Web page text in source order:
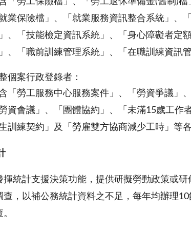
業保險檔」、「就業服務資訊整合系統」、
、「技能檢定資訊系統」、「身心障礙者定
、「職前訓練管理系統」、「在職訓練資訊
個案行政登錄者：
「勞工服務中心服務案件」、「勞資爭議」
資會議」、「團體協約」、「未滿15歲工作
訓練契約」及「勞雇雙方協商減少工時」等
計支援決策功能，提供研擬勞動政策或研
查，以補公務統計資料之不足，每年均辦理